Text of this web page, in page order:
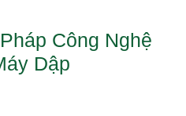
Công Nghệ
Dập